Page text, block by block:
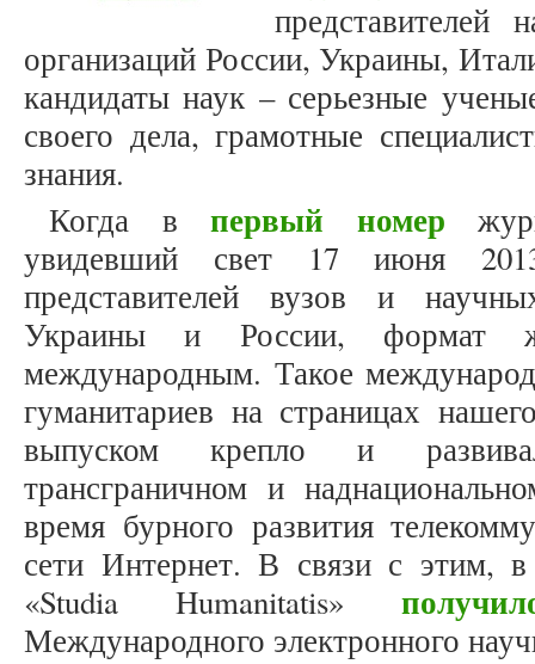
представителей
организаций России, Украины,
кандидаты наук – серьезные
своего дела, грамотные
знания.
Когда в первый номер
увидевший свет 17 июня
представителей вузов и
Украины и России, формат
международным. Такое
гуманитариев на страницах
выпуском крепло и
трансграничном и
время бурного развития
сети Интернет. В связи с этим, в
«Studia Humanitatis»
Международного электронного